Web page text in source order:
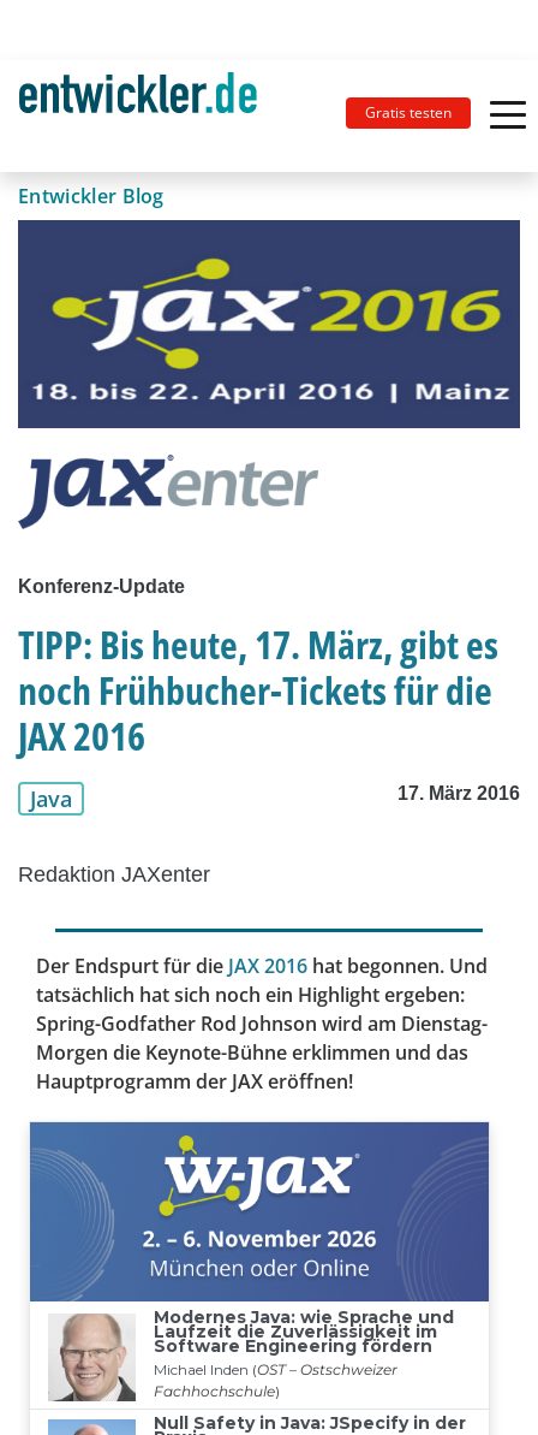
Gratis testen
Entwickler Blog
Konferenz-Update
TIPP: Bis heute, 17. März, gibt es
noch Frühbucher-Tickets für die
JAX 2016
Java 17. März 2016
Redaktion JAXenter
Der Endspurt für die JAX 2016 hat begonnen. Und
tatsächlich hat sich noch ein Highlight ergeben:
Spring-Godfather Rod Johnson wird am Dienstag-
Morgen die Keynote-Bühne erklimmen und das
Hauptprogramm der JAX eröffnen!